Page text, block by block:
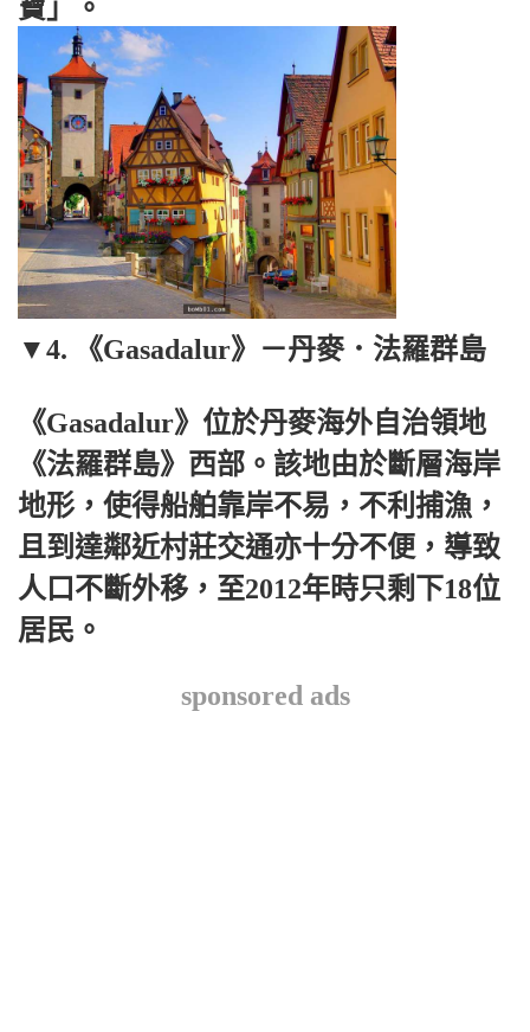
寶」。
▼4. 《Gasadalur》－丹麥．法羅群島
《Gasadalur》位於丹麥海外自治領地
《法羅群島》西部。該地由於斷層海岸
地形，使得船舶靠岸不易，不利捕漁，
且到達鄰近村莊交通亦十分不便，導致
人口不斷外移，至2012年時只剩下18位
居民。
sponsored ads